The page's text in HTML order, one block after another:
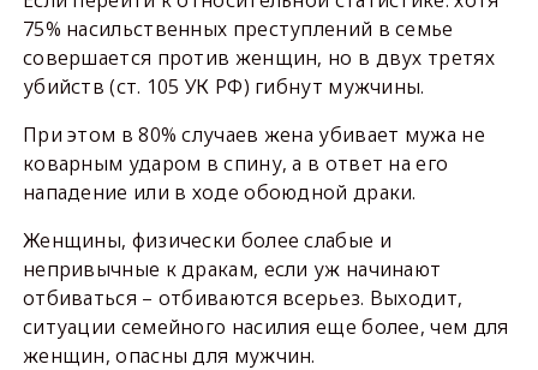
75% насильственных преступлений в семье
совершается против женщин, но в двух третях
убийств (ст. 105 УК РФ) гибнут мужчины.
При этом в 80% случаев жена убивает мужа не
коварным ударом в спину, а в ответ на его
нападение или в ходе обоюдной драки.
Женщины, физически более слабые и
непривычные к дракам, если уж начинают
отбиваться – отбиваются всерьез. Выходит,
ситуации семейного насилия еще более, чем для
женщин, опасны для мужчин.